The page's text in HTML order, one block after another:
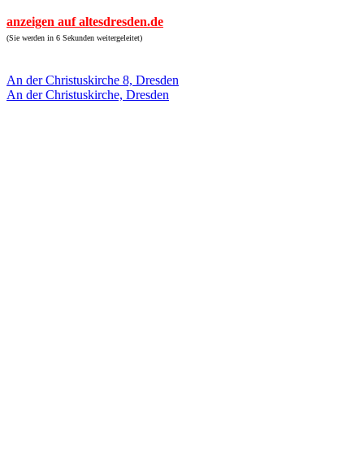
anzeigen auf altesdresden.de
(Sie werden in 6 Sekunden weitergeleitet)
An der Christuskirche 8, Dresden
An der Christuskirche, Dresden